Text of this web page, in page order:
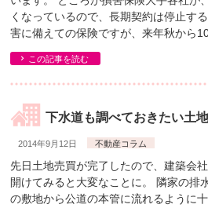
くなっているので、長期契約は停止す
害に備えての保険ですが、来年秋から
この記事を読む
下水道も調べておきたい土
2014年9月12日 不動産コラム
先日土地売買が完了したので、建築会
開けてみると大変なことに。 隣家の排
の敷地から公道の本管に流れるように